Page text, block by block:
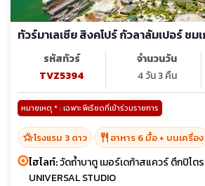
ทัวร์มาเลเซีย สิงคโปร์ กัวลาลัมเปอร์ ชมเ
รหัสทัวร์
TVZ5394
จำนวนวัน
4 วัน 3 คืน
หมายเหตุ * : เฉพาะพีเรียดที่เข้าร่วมรายการ
hotel_classโรงแรม 3 ดาว restaurant อาหาร 6 มื้อ + บนเครื่อง
ไฮไลท์:วัดถ้ำบาตู เมอร์เดก้าสแควร์ ตึกปิโต
UNIVERSAL STUDIO